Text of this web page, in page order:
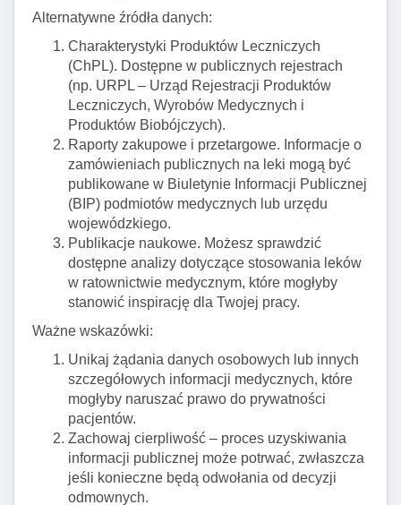
Alternatywne źródła danych:
Charakterystyki Produktów Leczniczych
(ChPL). Dostępne w publicznych rejestrach
(np. URPL – Urząd Rejestracji Produktów
Leczniczych, Wyrobów Medycznych i
Produktów Biobójczych).
Raporty zakupowe i przetargowe. Informacje o
zamówieniach publicznych na leki mogą być
publikowane w Biuletynie Informacji Publicznej
(BIP) podmiotów medycznych lub urzędu
wojewódzkiego.
Publikacje naukowe. Możesz sprawdzić
dostępne analizy dotyczące stosowania leków
w ratownictwie medycznym, które mogłyby
stanowić inspirację dla Twojej pracy.
Ważne wskazówki:
Unikaj żądania danych osobowych lub innych
szczegółowych informacji medycznych, które
mogłyby naruszać prawo do prywatności
pacjentów.
Zachowaj cierpliwość – proces uzyskiwania
informacji publicznej może potrwać, zwłaszcza
jeśli konieczne będą odwołania od decyzji
odmownych.